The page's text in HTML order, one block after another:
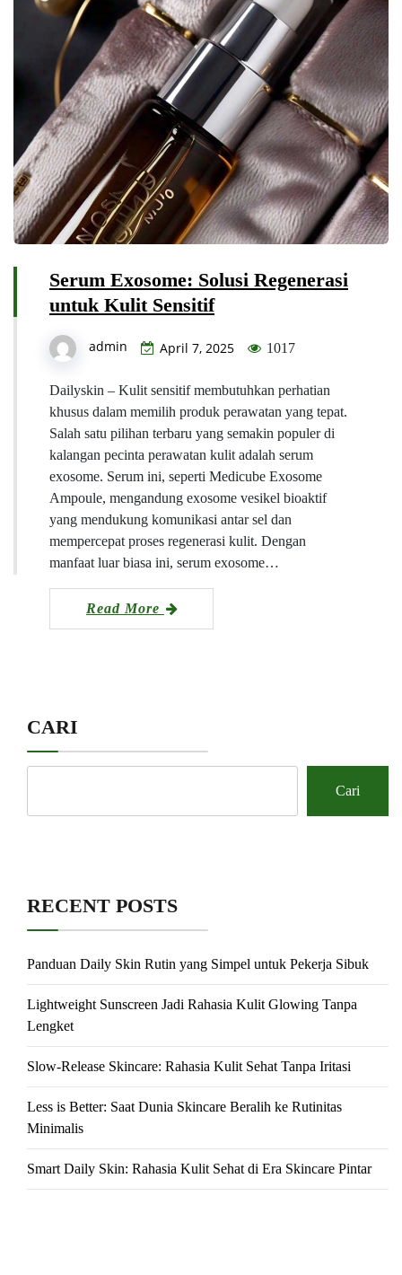
Serum Exosome: Solusi Regenerasi
untuk Kulit Sensitif
admin April 7, 2025 1017
Dailyskin – Kulit sensitif membutuhkan perhatian
khusus dalam memilih produk perawatan yang tepat.
Salah satu pilihan terbaru yang semakin populer di
kalangan pecinta perawatan kulit adalah serum
exosome. Serum ini, seperti Medicube Exosome
Ampoule, mengandung exosome vesikel bioaktif
yang mendukung komunikasi antar sel dan
mempercepat proses regenerasi kulit. Dengan
manfaat luar biasa ini, serum exosome…
Read More
CARI
Cari
RECENT POSTS
Panduan Daily Skin Rutin yang Simpel untuk Pekerja Sibuk
Lightweight Sunscreen Jadi Rahasia Kulit Glowing Tanpa
Lengket
Slow-Release Skincare: Rahasia Kulit Sehat Tanpa Iritasi
Less is Better: Saat Dunia Skincare Beralih ke Rutinitas
Minimalis
Smart Daily Skin: Rahasia Kulit Sehat di Era Skincare Pintar